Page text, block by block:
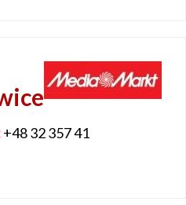
+48 32 357 41